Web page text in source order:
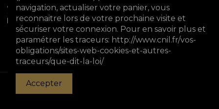
0980931588
hdc75002@gmail.com Voir les avis Google
© Copyright 2023 horizon des collectionneurs . All
navigation, actualiser votre panier, vous
reconnaitre lors de votre prochaine visite et
sécuriser votre connexion. Pour en savoir plus et
paramétrer les traceurs: http://www.cnil.fr/vos-
obligations/sites-web-cookies-et-autres-
traceurs/que-dit-la-loi/
Accepter